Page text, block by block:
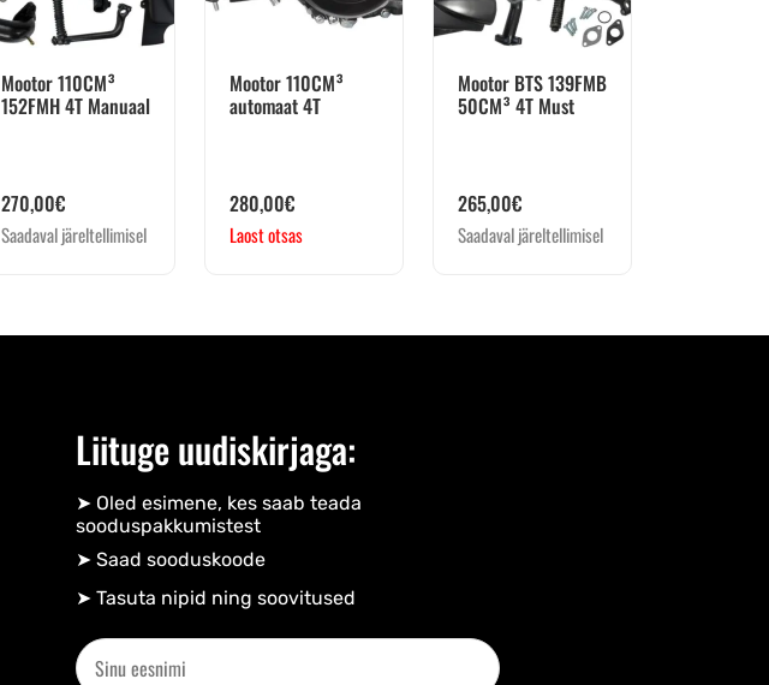
Mootor 110CM³
152FMH 4T Manuaal
270,00€
Saadaval järeltellimisel
Mootor 110CM³
automaat 4T
280,00€
Laost otsas
Mootor BTS 139FMB
50CM³ 4T Must
265,00€
Saadaval järeltellimisel
Liituge uudiskirjaga:
➤ Oled esimene, kes saab teada
sooduspakkumistest
➤ Saad sooduskoode​
➤ Tasuta nipid ning soovitused​